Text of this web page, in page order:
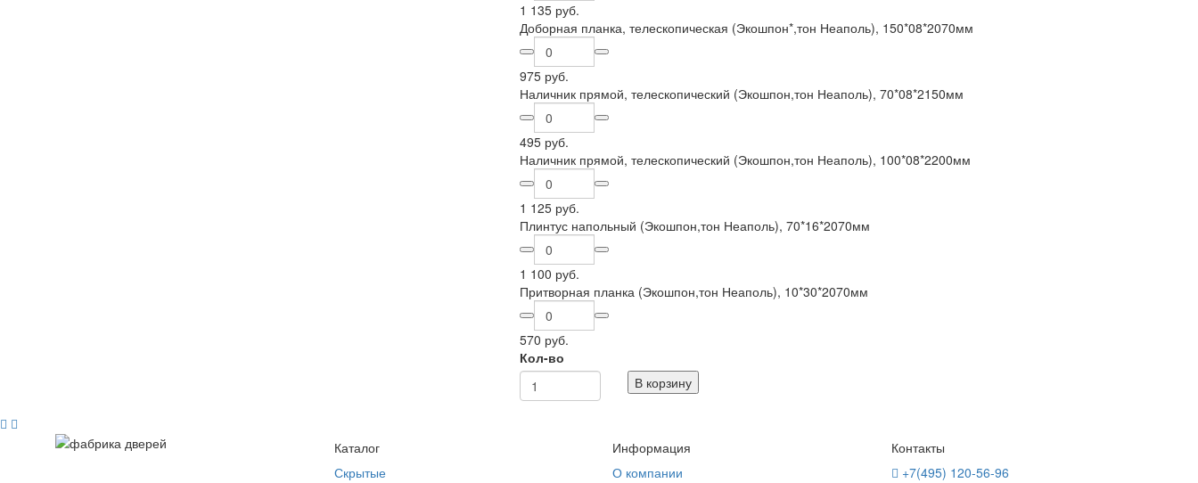
1 135 руб.
Доборная планка, телескопическая (Экошпон*,тон Неаполь), 150*08*2070мм
975 руб.
Наличник прямой, телескопический (Экошпон,тон Неаполь), 70*08*2150мм
495 руб.
Наличник прямой, телескопический (Экошпон,тон Неаполь), 100*08*2200мм
1 125 руб.
Плинтус напольный (Экошпон,тон Неаполь), 70*16*2070мм
1 100 руб.
Притворная планка (Экошпон,тон Неаполь), 10*30*2070мм
570 руб.
Кол-во
В корзину
Каталог
Скрытые
Информация
О компании
Контакты
+7(495) 120-56-96